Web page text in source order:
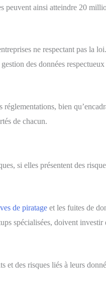
peuvent ainsi atteindre 20
ne respectant pas la
des données
bien
de chacun.
si elles présentent des
de piratageet les fuites de
spécialisées, doivent investir
des risques liés à leurs